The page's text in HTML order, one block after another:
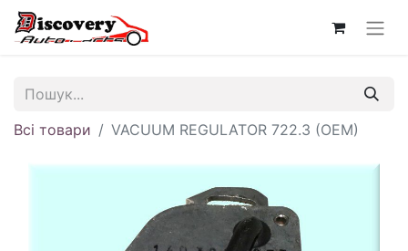
Всі товари VACUUM REGULATOR 722.3 (OEM)